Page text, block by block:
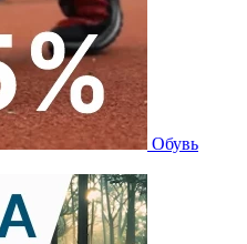
Обувь